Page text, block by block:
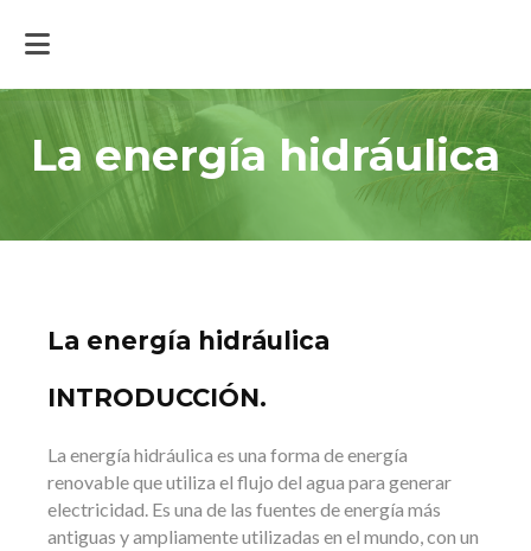
La energía hidráulica
La energía hidráulica
INTRODUCCIÓN.
La energía hidráulica es una forma de energía
renovable que utiliza el flujo del agua para generar
electricidad. Es una de las fuentes de energía más
antiguas y ampliamente utilizadas en el mundo, con un